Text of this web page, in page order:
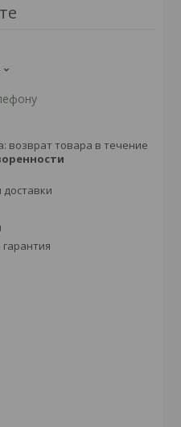
возврат товара в течение
доставки